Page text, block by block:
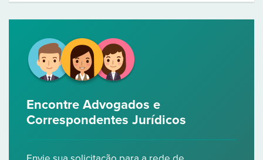
Encontre Advogados e
Correspondentes Jurídicos